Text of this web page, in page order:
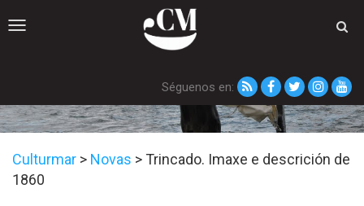
Toggle
Séguenos en:
Novas
Culturmar > Novas > Trincado. Imaxe e descrición de
1860